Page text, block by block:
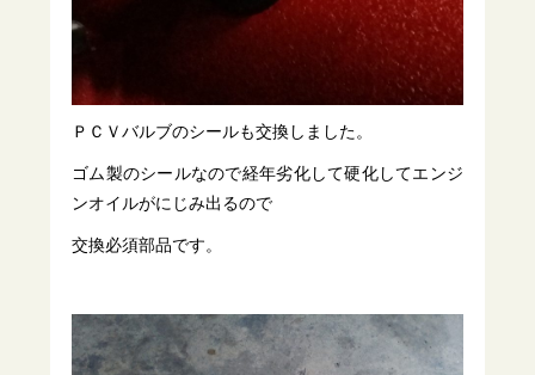
ＰＣＶバルブのシールも交換しました。
ゴム製のシールなので経年劣化して硬化してエンジ
ンオイルがにじみ出るので
交換必須部品です。